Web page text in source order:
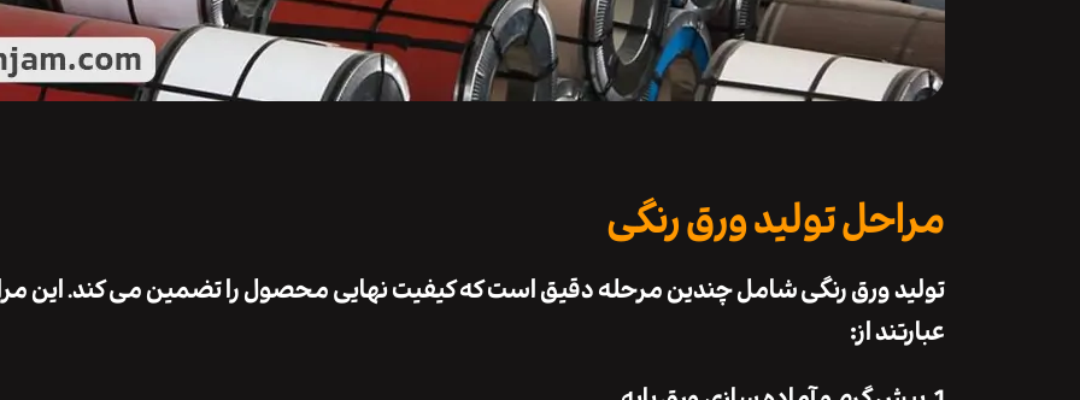
مراحل تولید ورق رنگی
تولید ورق رنگی شامل چندین مرحله دقیق است که کیفیت نهایی محصول را تضمین می ‌کند. این
عبارتند از: